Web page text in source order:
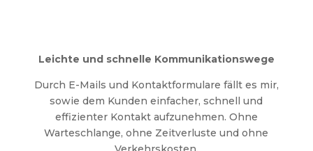
Leichte und schnelle Kommunikationswege
Durch E-Mails und Kontaktformulare fällt es mir,
sowie dem Kunden einfacher, schnell und
effizienter Kontakt aufzunehmen. Ohne
Warteschlange, ohne Zeitverluste und ohne